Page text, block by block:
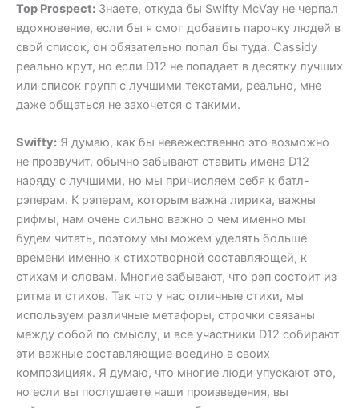
Top Prospect: Знаете, откуда бы Swifty McVay не черпал
вдохновение, если бы я смог добавить парочку людей в
свой список, он обязательно попал бы туда. Cassidy
реально крут, но если D12 не попадает в десятку лучших
или список групп с лучшими текстами, реально, мне
даже общаться не захочется с такими.
Swifty: Я думаю, как бы невежественно это возможно
не прозвучит, обычно забывают ставить имена D12
наряду с лучшими, но мы причисляем себя к батл-
рэперам. К рэперам, которым важна лирика, важны
рифмы, нам очень сильно важно о чем именно мы
будем читать, поэтому мы можем уделять больше
времени именно к стихотворной составляющей, к
стихам и словам. Многие забывают, что рэп состоит из
ритма и стихов. Так что у нас отличные стихи, мы
используем различные метафоры, строчки связаны
между собой по смыслу, и все участники D12 собирают
эти важные составляющие воедино в своих
композициях. Я думаю, что многие люди упускают это,
но если вы послушаете наши произведения, вы